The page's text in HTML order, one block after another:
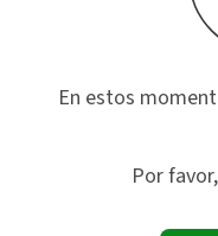
En estos
Por